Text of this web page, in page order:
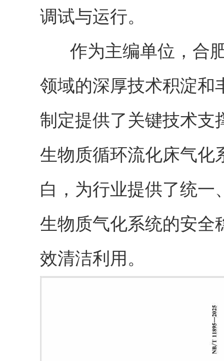
调试与运行。
作为主编单位，合肥
领域的深厚技术积淀和
制定提供了关键技术支
生物质循环流化床气化
白，为行业提供了统一
生物质气化系统的安全
效清洁利用。